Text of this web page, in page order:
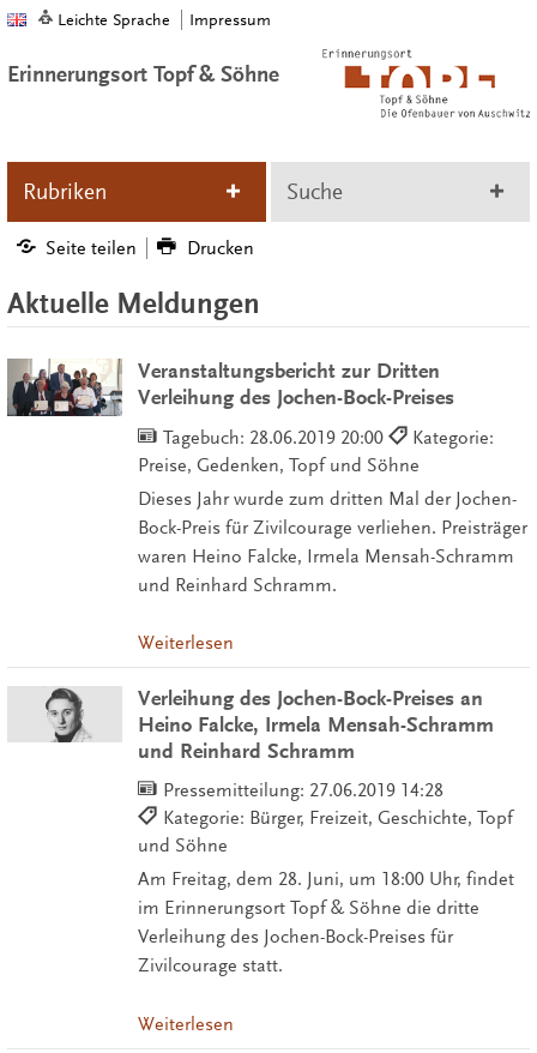
Leichte Sprache Impressum
Erinnerungsort Topf & Söhne
Rubriken Suche
Seite teilen Drucken
Aktuelle Meldungen
Veranstaltungsbericht zur Dritten
Verleihung des Jochen-Bock-Preises
Tagebuch: 28.06.2019 20:00
Kategorie:
Preise, Gedenken, Topf und Söhne
Dieses Jahr wurde zum dritten Mal der Jochen-
Bock-Preis für Zivilcourage verliehen. Preisträger
waren Heino Falcke, Irmela Mensah-Schramm
und Reinhard Schramm.
Weiterlesen
Verleihung des Jochen-Bock-Preises an
Heino Falcke, Irmela Mensah-Schramm
und Reinhard Schramm
Pressemitteilung: 27.06.2019 14:28
Kategorie: Bürger, Freizeit, Geschichte, Topf
und Söhne
Am Freitag, dem 28. Juni, um 18:00 Uhr, findet
im Erinnerungsort Topf & Söhne die dritte
Verleihung des Jochen-Bock-Preises für
Zivilcourage statt.
Weiterlesen